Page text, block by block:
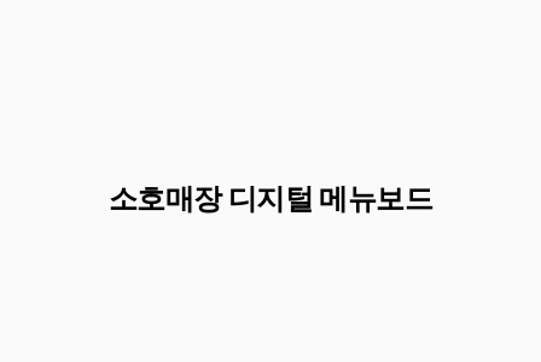
소호매장 디지털 메뉴보드